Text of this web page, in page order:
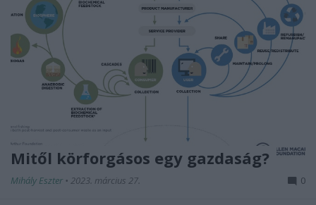
Mitől körforgásos egy gazdaság?
Mihály Eszter • 2023. március 27. 0